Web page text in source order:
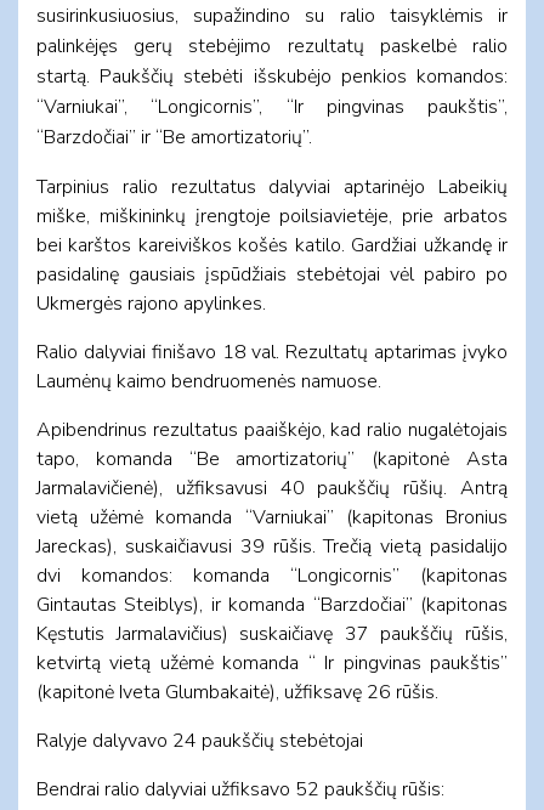
susirinkusiuosius, supažindino su ralio taisyklėmis ir
palinkėjęs gerų stebėjimo rezultatų paskelbė ralio
startą. Paukščių stebėti išskubėjo penkios komandos:
“Varniukai”, “Longicornis”, “Ir pingvinas paukštis”,
“Barzdočiai” ir “Be amortizatorių”.
Tarpinius ralio rezultatus dalyviai aptarinėjo Labeikių
miške, miškininkų įrengtoje poilsiavietėje, prie arbatos
bei karštos kareiviškos košės katilo. Gardžiai užkandę ir
pasidalinę gausiais įspūdžiais stebėtojai vėl pabiro po
Ukmergės rajono apylinkes.
Ralio dalyviai finišavo 18 val. Rezultatų aptarimas įvyko
Laumėnų kaimo bendruomenės namuose.
Apibendrinus rezultatus paaiškėjo, kad ralio nugalėtojais
tapo, komanda “Be amortizatorių” (kapitonė Asta
Jarmalavičienė), užfiksavusi 40 paukščių rūšių. Antrą
vietą užėmė komanda “Varniukai” (kapitonas Bronius
Jareckas), suskaičiavusi 39 rūšis. Trečią vietą pasidalijo
dvi komandos: komanda “Longicornis” (kapitonas
Gintautas Steiblys), ir komanda “Barzdočiai” (kapitonas
Kęstutis Jarmalavičius) suskaičiavę 37 paukščių rūšis,
ketvirtą vietą užėmė komanda “ Ir pingvinas paukštis”
(kapitonė Iveta Glumbakaitė), užfiksavę 26 rūšis.
Ralyje dalyvavo 24 paukščių stebėtojai
Bendrai ralio dalyviai užfiksavo 52 paukščių rūšis: